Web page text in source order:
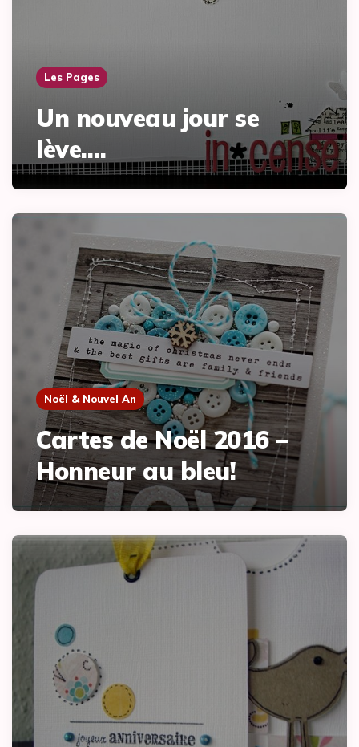
Les Pages
Un nouveau jour se
lève….
Noël & Nouvel An
Cartes de Noël 2016 –
Honneur au bleu!